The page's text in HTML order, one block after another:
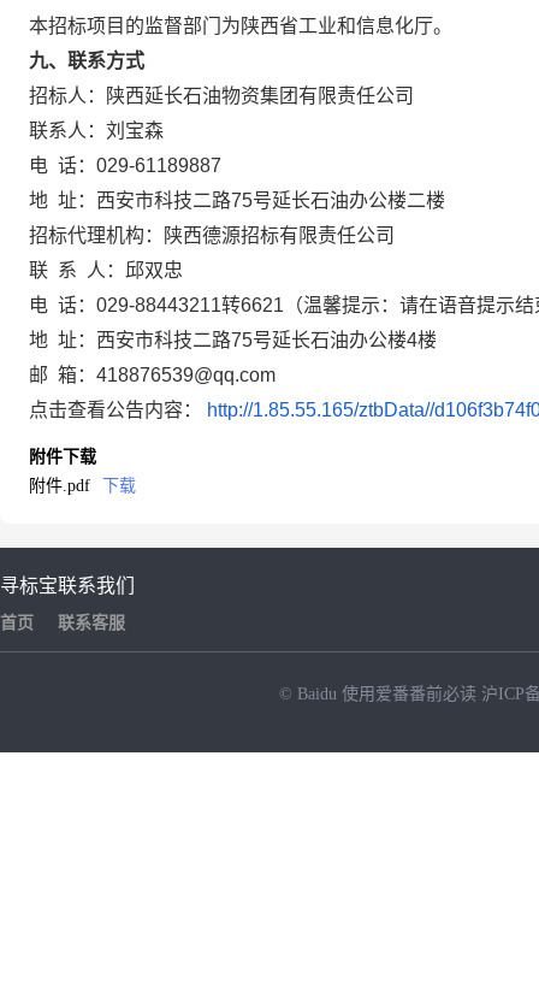
本招标项目的监督部门为陕西省工业和信息化厅。
九、联系方式
招标人：陕西延长石油物资集团有限责任公司
联系人：刘宝森
电 话：029-61189887
地 址：西安市科技二路75号延长石油办公楼二楼
招标代理机构：陕西德源招标有限责任公司
联 系 人：邱双忠
电 话：029-88443211转6621（温馨提示：请在语音提示
地 址：西安市科技二路75号延长石油办公楼4楼
邮 箱：418876539@qq.com
点击查看公告内容：
http://1.85.55.165/ztbData//
附件下载
附件.pdf
下载
寻标宝
首页
联系我们
联系客服
© Baidu 使用爱番番前必读 沪ICP